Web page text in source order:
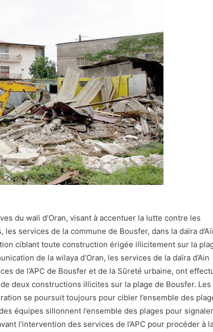
du wali d’Oran, visant à accentuer la lutte contre les
services de la commune de Bousfer, dans la daïra
ciblant toute construction érigée illicitement sur la
de la wilaya d’Oran, les services de la daïra d’Ain
de l’APC de Bousfer et de la Sûreté urbaine, ont
deux constructions illicites sur la plage de Bousfer. Les
se poursuit toujours pour cibler l’ensemble des
équipes sillonnent l’ensemble des plages pour signaler
l’intervention des services de l’APC pour procéder à